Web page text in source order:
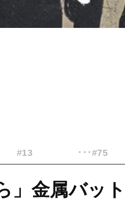
#13 ･･･#75
」金属バット